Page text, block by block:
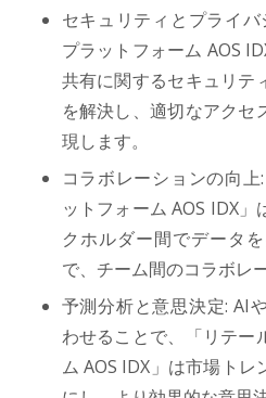
セキュリティとプライ
プラットフォーム AOS
共有に関するセキュリテ
を解決し、適切なアクセ
現します。
コラボレーションの向
ットフォーム AOS IDX
クホルダー間でデータ
で、チーム間のコラボレ
予測分析と意思決定: AI
わせることで、「リテー
ム AOS IDX」は市場ト